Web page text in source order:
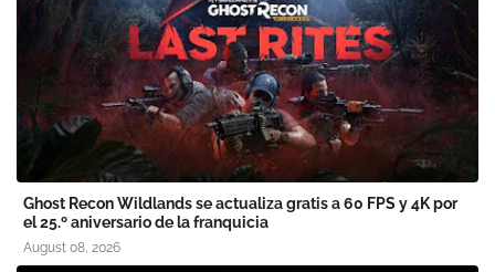
Ghost Recon Wildlands se actualiza gratis a 60 FPS y 4K por
el 25.º aniversario de la franquicia
August 08, 2026